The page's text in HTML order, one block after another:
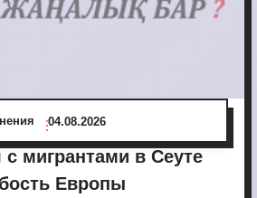
04.08.2026
с мигрантами в Сеуте
Европы